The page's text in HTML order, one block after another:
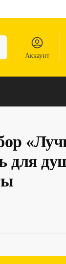
Аккаунт
для